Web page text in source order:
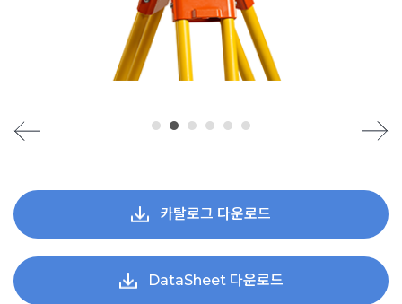
카탈로그 다운로드
DataSheet 다운로드